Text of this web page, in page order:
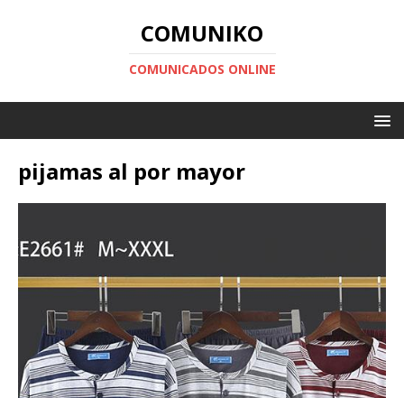
COMUNIKO
COMUNICADOS ONLINE
pijamas al por mayor